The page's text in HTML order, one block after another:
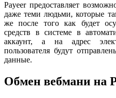
Payeer предоставляет
даже теми людьми, которые
же после того как будет
средств в системе в
аккаунт, а на адрес
пользователя будут
данные.
Обмен вебмани на